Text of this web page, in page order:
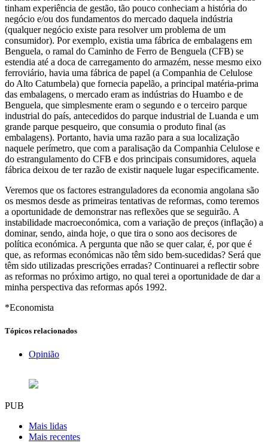
tinham experiência de gestão, tão pouco conheciam a história do
negócio e/ou dos fundamentos do mercado daquela indústria
(qualquer negócio existe para resolver um problema de um
consumidor). Por exemplo, existia uma fábrica de embalagens em
Benguela, o ramal do Caminho de Ferro de Benguela (CFB) se
estendia até a doca de carregamento do armazém, nesse mesmo eixo
ferroviário, havia uma fábrica de papel (a Companhia de Celulose
do Alto Catumbela) que fornecia papelão, a principal matéria-prima
das embalagens, o mercado eram as indústrias do Huambo e de
Benguela, que simplesmente eram o segundo e o terceiro parque
industrial do país, antecedidos do parque industrial de Luanda e um
grande parque pesqueiro, que consumia o produto final (as
embalagens). Portanto, havia uma razão para a sua localização
naquele perímetro, que com a paralisação da Companhia Celulose e
do estrangulamento do CFB e dos principais consumidores, aquela
fábrica deixou de ter razão de existir naquele lugar especificamente.
Veremos que os factores estranguladores da economia angolana são
os mesmos desde as primeiras tentativas de reformas, como teremos
a oportunidade de demonstrar nas reflexões que se seguirão. A
instabilidade macroeconómica, com a variação de preços (inflação) a
dominar, sendo, ainda hoje, o que tira o sono aos decisores de
política económica. A pergunta que não se quer calar, é, por que é
que, as reformas económicas não têm sido bem-sucedidas? Será que
têm sido utilizadas prescrições erradas? Continuarei a reflectir sobre
as reformas no próximo artigo, no qual terei a oportunidade de dar a
minha perspectiva das reformas após 1992.
*Economista
Tópicos relacionados
Opinião
PUB
Mais lidas
Mais recentes